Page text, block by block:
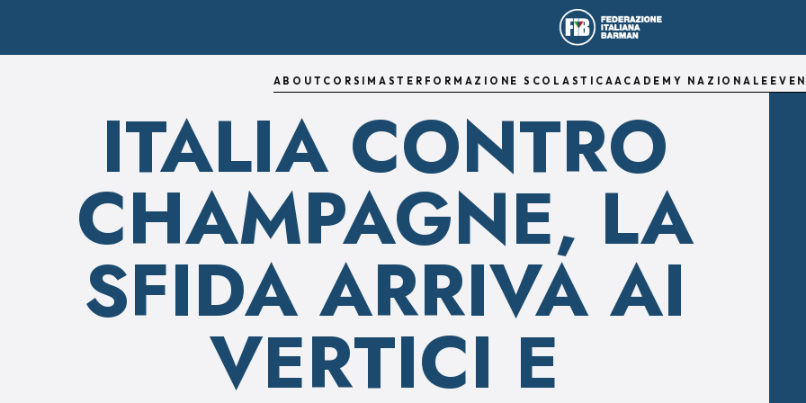
ABOUT CORSI MASTER FORMAZIONE SCOLASTICAACADEMY NAZIONALE
ITALIA CONTRO
CHAMPAGNE, LA
SFIDA ARRIVA AI
VERTICI E